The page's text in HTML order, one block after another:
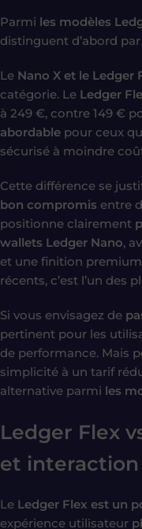
Parmi les modèles
distinguent d’abord
Le Nano X et le Ledger
catégorie. Le Ledger
à 249 €, contre 149 €
abordable pour ceux
sécurisé à moindre
Cette différence se
bon compromis entre
positionne clairement
wallets Ledger Nano,
et une finition
récents, c’est l’un des
Si vous envisagez de
pertinent pour les
de performance. Mais
simplicité à un tarif
alternative parmi les
Ledger Flex
et interaction
Le Ledger Flex est un
expérience utilisateur